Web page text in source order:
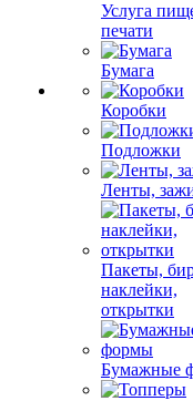
Услуга
печати
Бумага
Коробки
Подложки
Ленты,
Пакеты,
наклейки,
открытки
Бумажные